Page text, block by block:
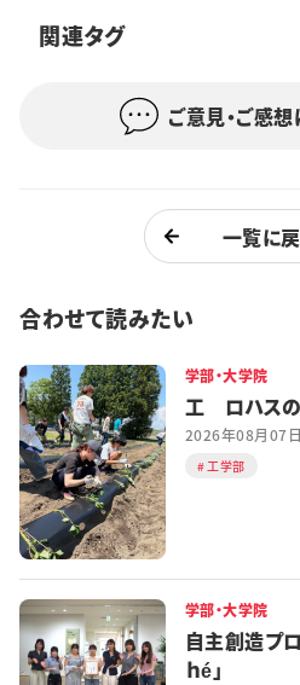
関連タグ
ご意見・ご感
一覧に
合わせて読みたい
学部・大学院
工 ロハス
2026年08月07日
工学部
学部・大学院
自主創造プロ
ｈé」